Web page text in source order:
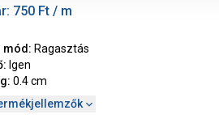
750 Ft / m
mód : Ragasztás
: Igen
: 0.4 cm